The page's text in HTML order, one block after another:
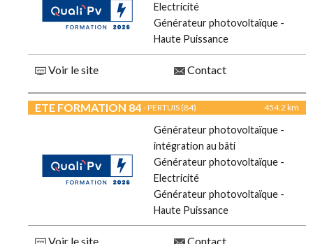
Electricité
Générateur photovoltaïque -
Haute Puissance
Voir le site Contact
ETE FORMATION 84 - PERTUIS (84) 454.2 km
Générateur photovoltaïque -
intégration au bâti
Générateur photovoltaïque -
Electricité
Générateur photovoltaïque -
Haute Puissance
Voir le site Contact